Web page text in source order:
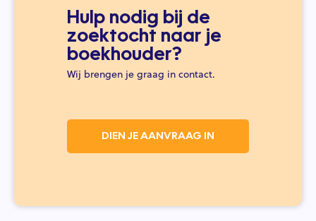
Hulp nodig bij de
zoektocht naar je
boekhouder?
Wij brengen je graag in contact.
DIEN JE AANVRAAG IN